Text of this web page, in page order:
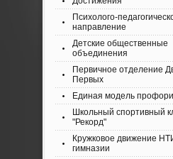
Психолого-
направление
Детские общественные
объединения
Первичное отделение
Первых
Единая модель
Школьный спортивный
"Рекорд"
Кружковое движение
гимназии